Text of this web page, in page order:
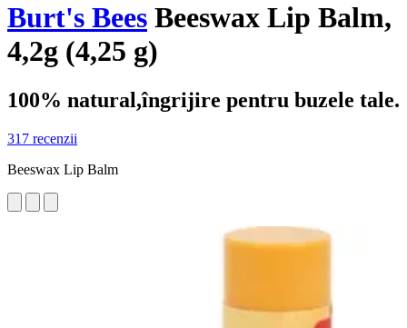
Burt's Bees Beeswax Lip Balm,
4,2g (4,25 g)
100% natural,îngrijire pentru buzele tale.
317 recenzii
Beeswax Lip Balm